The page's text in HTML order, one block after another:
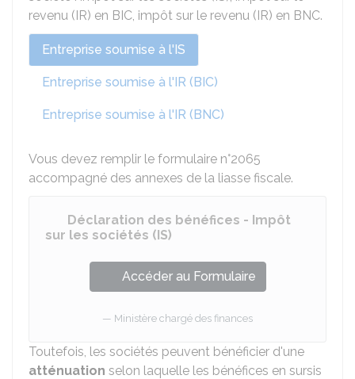
revenu (IR) en BIC, impôt sur le revenu (IR) en BNC.
Entreprise soumise à l'IS
Entreprise soumise à l'IR (BIC)
Entreprise soumise à l'IR (BNC)
Vous devez remplir le formulaire n°2065
accompagné des annexes de la liasse fiscale.
Déclaration des bénéfices - Impôt
sur les sociétés (IS)
Accéder au Formulaire
Ministère chargé des finances
Toutefois, les sociétés peuvent bénéficier d'une
atténuation selon laquelle les bénéfices en sursis